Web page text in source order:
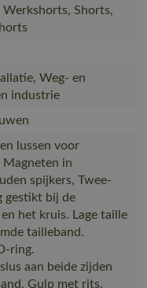
Shorts,
Weg- en
industrie
lussen voor
Magneten in
spijkers, Twee-
gestikt bij de
het kruis. Lage taille
tailleband.
ring.
aan beide zijden
Gulp met rits.